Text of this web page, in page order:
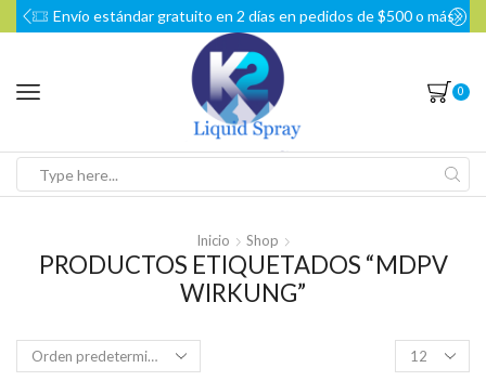
Envío estándar gratuito en 2 días en pedidos de $500 o más
0
Inicio Shop
PRODUCTOS ETIQUETADOS “MDPV
WIRKUNG”
Products
per